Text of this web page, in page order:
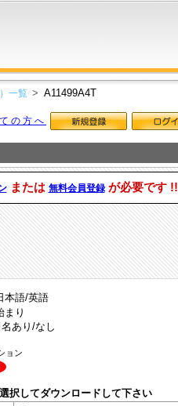
一覧 A11499A4T
の方へ
または 無料会員登録が必要です !!
本語/英語
まり
あり/なし
ョン
択してダウンロードして下さい